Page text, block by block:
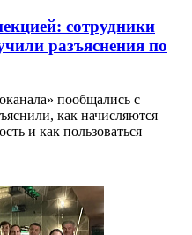
сотрудники
разъяснения по
пообщались с
как начисляются
и как пользоваться